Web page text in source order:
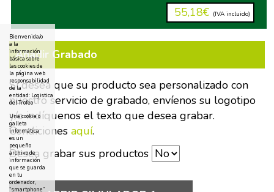
55,18€ (IVA incluido)
Añadir Grabado
Si desea que su producto sea personalizado con
nuestro servicio de grabado, envíenos su logotipo
y/o indíquenos el texto que desea grabar.
Condiciones aquí.
Desea grabar sus productos
Bienvenida/o
a la
información
básica sobre
las cookies de
la página web
responsabilidad
de la
entidad: Logistica
del Trofeo
Una cookie o
galleta
informática
es un
pequeño
archivo de
información
que se guarda
en tu
ordenador,
“smartphone”